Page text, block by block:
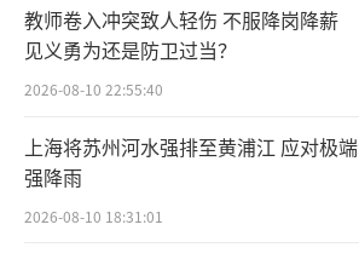
教师卷入冲突致人轻伤 不服降岗降薪
见义勇为还是防卫过当？
2026-08-10 22:55:40
上海将苏州河水强排至黄浦江 应对极端
强降雨
2026-08-10 18:31:01